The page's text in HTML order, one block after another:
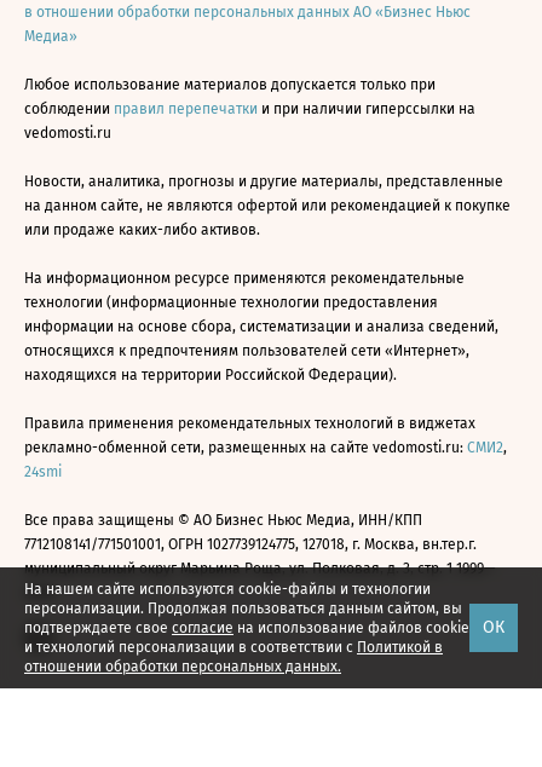
На нашем сайте используются cookie-файлы и технологии
персонализации. Продолжая пользоваться данным сайтом, вы
подтверждаете свое согласие на использование файлов cookie
и технологий персонализации в соответствии с Политикой в
отношении обработки персональных данных.
ОК
в отношении обработки персональных данных АО «Бизнес Ньюс
Медиа»
Любое использование материалов допускается только при
соблюдении правил перепечатки и при наличии гиперссылки на
vedomosti.ru
Новости, аналитика, прогнозы и другие материалы, представленные
на данном сайте, не являются офертой или рекомендацией к покупке
или продаже каких-либо активов.
На информационном ресурсе применяются рекомендательные
технологии (информационные технологии предоставления
информации на основе сбора, систематизации и анализа сведений,
относящихся к предпочтениям пользователей сети «Интернет»,
находящихся на территории Российской Федерации).
Правила применения рекомендательных технологий в виджетах
рекламно-обменной сети, размещенных на сайте vedomosti.ru: СМИ2,
24smi
Все права защищены © АО Бизнес Ньюс Медиа, ИНН/КПП
7712108141/771501001, ОГРН 1027739124775, 127018, г. Москва, вн.тер.г.
муниципальный округ Марьина Роща, ул. Полковая, д. 3, стр. 1 1999—
2026